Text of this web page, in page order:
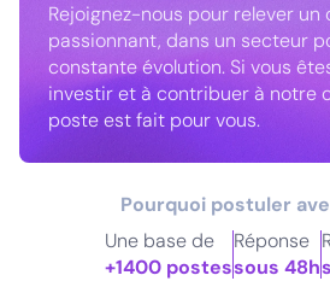
Rejoignez-nous pour relever
passionnant, dans un secteur
constante évolution. Si vous
investir et à contribuer à notre
poste est fait pour vous.
Pourquoi postuler
Une base de
+1400 postes
Réponse
sous 48h